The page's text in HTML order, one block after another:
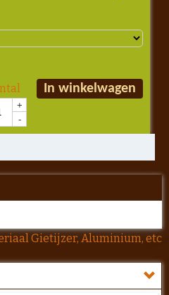
+
-
In winkelwagen
Gietijzer, Aluminium, etc